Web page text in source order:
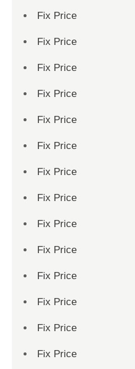
Fix Price
Fix Price
Fix Price
Fix Price
Fix Price
Fix Price
Fix Price
Fix Price
Fix Price
Fix Price
Fix Price
Fix Price
Fix Price
Fix Price